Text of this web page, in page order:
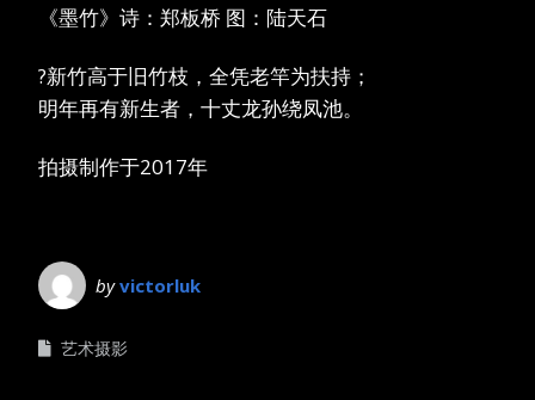
《墨竹》诗：郑板桥 图：陆天石
?新竹高于旧竹枝，全凭老竿为扶持；
明年再有新生者，十丈龙孙绕凤池。
拍摄制作于2017年
byvictorluk
艺术摄影